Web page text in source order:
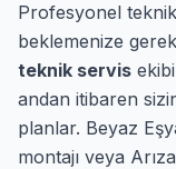
Profesyonel
beklemenize
teknik servis
andan itibaren
planlar. Beyaz
montajı veya